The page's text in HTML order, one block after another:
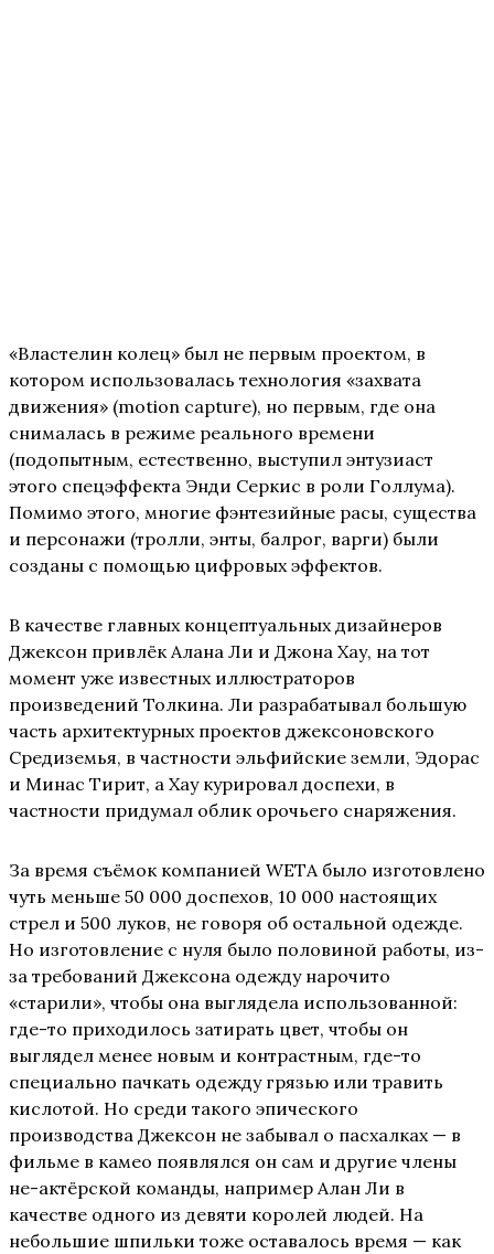
«Властелин колец» был не первым проектом, в
котором использовалась технология «захвата
движения» (motion capture), но первым, где она
снималась в режиме реального времени
(подопытным, естественно, выступил энтузиаст
этого спецэффекта Энди Серкис в роли Голлума).
Помимо этого, многие фэнтезийные расы, существа
и персонажи (тролли, энты, балрог, варги) были
созданы с помощью цифровых эффектов.
В качестве главных концептуальных дизайнеров
Джексон привлёк Алана Ли и Джона Хау, на тот
момент уже известных иллюстраторов
произведений Толкина. Ли разрабатывал большую
часть архитектурных проектов джексоновского
Средиземья, в частности эльфийские земли, Эдорас
и Минас Тирит, а Хау курировал доспехи, в
частности придумал облик орочьего снаряжения.
За время съёмок компанией WETA было изготовлено
чуть меньше 50 000 доспехов, 10 000 настоящих
стрел и 500 луков, не говоря об остальной одежде.
Но изготовление с нуля было половиной работы, из-
за требований Джексона одежду нарочито
«старили», чтобы она выглядела использованной:
где-то приходилось затирать цвет, чтобы он
выглядел менее новым и контрастным, где-то
специально пачкать одежду грязью или травить
кислотой. Но среди такого эпического
производства Джексон не забывал о пасхалках — в
фильме в камео появлялся он сам и другие члены
не-актёрской команды, например Алан Ли в
качестве одного из девяти королей людей. На
небольшие шпильки тоже оставалось время — как